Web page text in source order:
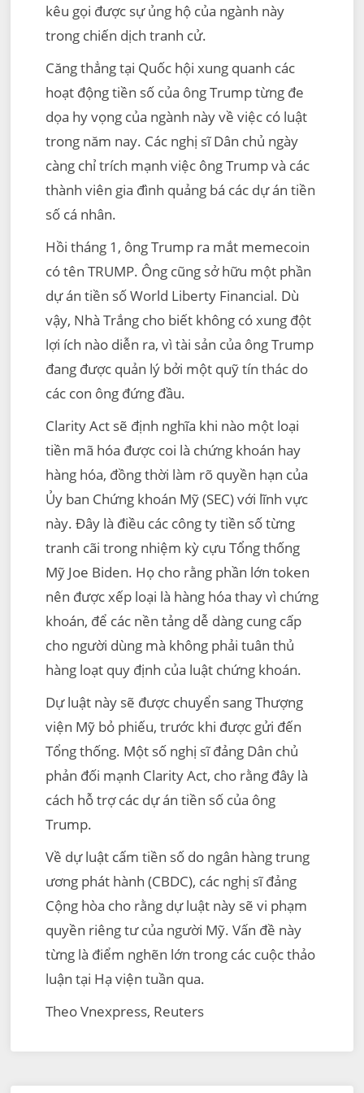
kêu gọi được sự ủng hộ của ngành này
trong chiến dịch tranh cử.
Căng thẳng tại Quốc hội xung quanh các
hoạt động tiền số của ông Trump từng đe
dọa hy vọng của ngành này về việc có luật
trong năm nay. Các nghị sĩ Dân chủ ngày
càng chỉ trích mạnh việc ông Trump và các
thành viên gia đình quảng bá các dự án tiền
số cá nhân.
Hồi tháng 1, ông Trump ra mắt memecoin
có tên TRUMP. Ông cũng sở hữu một phần
dự án tiền số World Liberty Financial. Dù
vậy, Nhà Trắng cho biết không có xung đột
lợi ích nào diễn ra, vì tài sản của ông Trump
đang được quản lý bởi một quỹ tín thác do
các con ông đứng đầu.
Clarity Act sẽ định nghĩa khi nào một loại
tiền mã hóa được coi là chứng khoán hay
hàng hóa, đồng thời làm rõ quyền hạn của
Ủy ban Chứng khoán Mỹ (SEC) với lĩnh vực
này. Đây là điều các công ty tiền số từng
tranh cãi trong nhiệm kỳ cựu Tổng thống
Mỹ Joe Biden. Họ cho rằng phần lớn token
nên được xếp loại là hàng hóa thay vì chứng
khoán, để các nền tảng dễ dàng cung cấp
cho người dùng mà không phải tuân thủ
hàng loạt quy định của luật chứng khoán.
Dự luật này sẽ được chuyển sang Thượng
viện Mỹ bỏ phiếu, trước khi được gửi đến
Tổng thống. Một số nghị sĩ đảng Dân chủ
phản đối mạnh Clarity Act, cho rằng đây là
cách hỗ trợ các dự án tiền số của ông
Trump.
Về dự luật cấm tiền số do ngân hàng trung
ương phát hành (CBDC), các nghị sĩ đảng
Cộng hòa cho rằng dự luật này sẽ vi phạm
quyền riêng tư của người Mỹ. Vấn đề này
từng là điểm nghẽn lớn trong các cuộc thảo
luận tại Hạ viện tuần qua.
Theo Vnexpress, Reuters